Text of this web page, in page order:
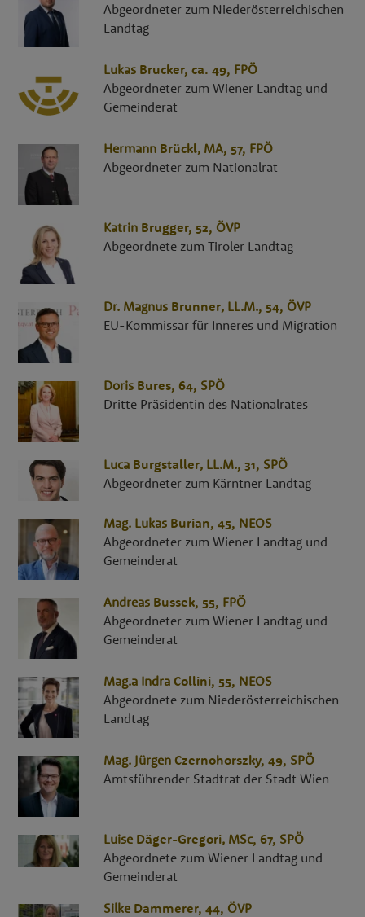
Abgeordneter zum Niederösterreichischen
Landtag
Lukas Brucker, ca. 49, FPÖ
Abgeordneter zum Wiener Landtag und
Gemeinderat
Hermann Brückl, MA, 57, FPÖ
Abgeordneter zum Nationalrat
Katrin Brugger, 52, ÖVP
Abgeordnete zum Tiroler Landtag
Dr. Magnus Brunner, LL.M., 54, ÖVP
EU-Kommissar für Inneres und Migration
Doris Bures, 64, SPÖ
Dritte Präsidentin des Nationalrates
Luca Burgstaller, LL.M., 31, SPÖ
Abgeordneter zum Kärntner Landtag
Mag. Lukas Burian, 45, NEOS
Abgeordneter zum Wiener Landtag und
Gemeinderat
Andreas Bussek, 55, FPÖ
Abgeordneter zum Wiener Landtag und
Gemeinderat
Mag.a Indra Collini, 55, NEOS
Abgeordnete zum Niederösterreichischen
Landtag
Mag. Jürgen Czernohorszky, 49, SPÖ
Amtsführender Stadtrat der Stadt Wien
Luise Däger-Gregori, MSc, 67, SPÖ
Abgeordnete zum Wiener Landtag und
Gemeinderat
Silke Dammerer, 44, ÖVP